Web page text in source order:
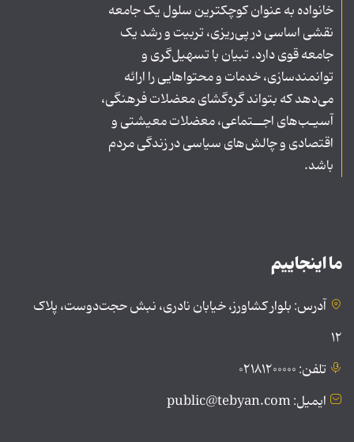
خانواده به عنوان کوچکترین سلول یک جامعه
نقشی اساسی در پی‌ریزی، تربیت و رشد یک
جامعه قوی دارد. تبیان با تسهیل‌گری و
توانمندسازی، خدمات و محتواهایی را ارائه
می‌دهد که بتواند گره‌گشای معضلات فرهنگی،
آسیـب‌های اجــتماعی، معضلات معیشتی و
اقتصادی و چالش‌های سیاسی در زندگی مردم
باشد.
ما اینجاییم
آدرس: بلوار کشاورز، خیابان نادری، نبش حجت‌دوست، پلاک
۱۲
تلفن: ۰۲۱۸۱۲۰۰۰۰۰
ایمیل: public@tebyan.com